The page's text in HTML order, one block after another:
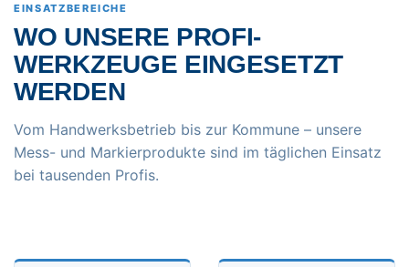
EINSATZBEREICHE
WO UNSERE PROFI-
WERKZEUGE EINGESETZT
WERDEN
Vom Handwerksbetrieb bis zur Kommune – unsere
Mess- und Markierprodukte sind im täglichen Einsatz
bei tausenden Profis.